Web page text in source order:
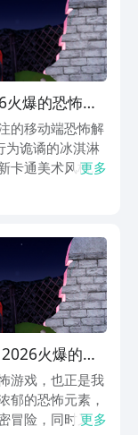
爆的恐怖冰
的移动端恐怖解
诡谲的冰淇淋
卡通美术风格与
场景、细腻真
更多
火爆的的
游戏，也正是我
郁的恐怖元素，
冒险，同时又加
更多